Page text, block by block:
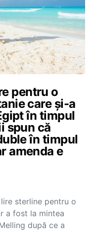
pentru o
care și-a
în timpul
spun că
în timpul
amenda e
sterline pentru o
a fost la mintea
după ce a